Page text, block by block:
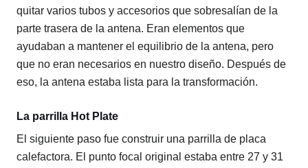
quitar varios tubos y accesorios que sobresalían de la
parte trasera de la antena. Eran elementos que
ayudaban a mantener el equilibrio de la antena, pero
que no eran necesarios en nuestro diseño. Después de
eso, la antena estaba lista para la transformación.
La parrilla Hot Plate
El siguiente paso fue construir una parrilla de placa
calefactora. El punto focal original estaba entre 27 y 31